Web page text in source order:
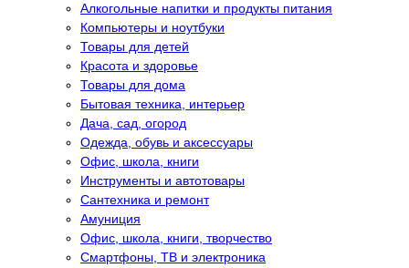
Алкогольные напитки и продукты питания
Компьютеры и ноутбуки
Товары для детей
Красота и здоровье
Товары для дома
Бытовая техника, интерьер
Дача, сад, огород
Одежда, обувь и аксессуары
Офис, школа, книги
Инструменты и автотовары
Сантехника и ремонт
Амуниция
Офис, школа, книги, творчество
Смартфоны, ТВ и электроника